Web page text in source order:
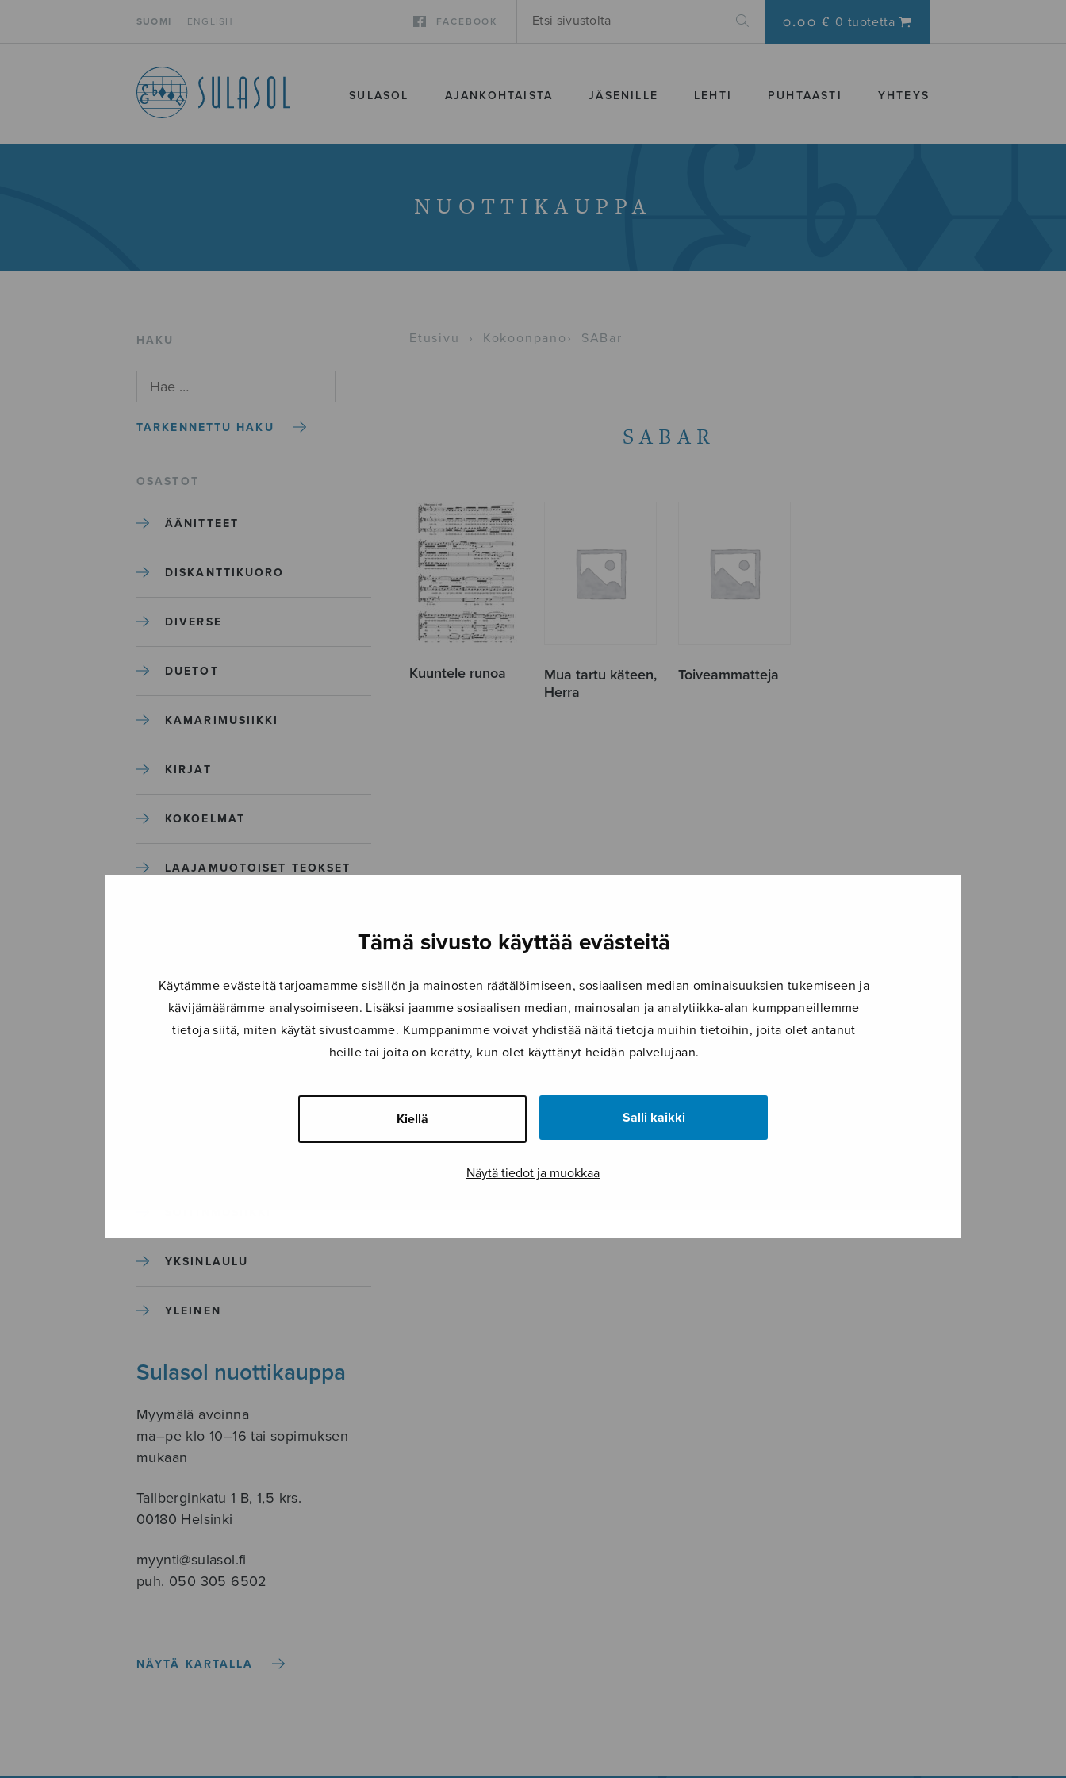
Tämä sivusto käyttää evästeitä
Käytämme evästeitä tarjoamamme sisällön ja mainosten räätälöimiseen, sosiaalisen median ominaisuuksien tukemiseen ja
kävijämäärämme analysoimiseen. Lisäksi jaamme sosiaalisen median, mainosalan ja analytiikka-alan kumppaneillemme
tietoja siitä, miten käytät sivustoamme. Kumppanimme voivat yhdistää näitä tietoja muihin tietoihin, joita olet antanut
heille tai joita on kerätty, kun olet käyttänyt heidän palvelujaan.
Kiellä Salli kaikki
Näytä tiedot ja muokkaa
SUOMI ENGLISH FACEBOOK 0.00 € 0 tuotetta
SULASOL AJANKOHTAISTA JÄSENILLE LEHTI PUHTAASTI YHTEYS
NUOTTIKAUPPA
HAKU
TARKENNETTU HAKU
OSASTOT
ÄÄNITTEET
DISKANTTIKUORO
DIVERSE
DUETOT
KAMARIMUSIIKKI
KIRJAT
KOKOELMAT
LAAJAMUOTOISET TEOKSET
MUUT
YKSINLAULU
YLEINEN
Sulasol nuottikauppa
Myymälä avoinna
ma–pe klo 10–16 tai sopimuksen
mukaan
Tallberginkatu 1 B, 1,5 krs.
00180 Helsinki
myynti@sulasol.fi
puh. 050 305 6502
NÄYTÄ KARTALLA
Etusivu › Kokoonpano › SABar
SABAR
Kuuntele runoa
Mua tartu käteen,
Herra
Toiveammatteja